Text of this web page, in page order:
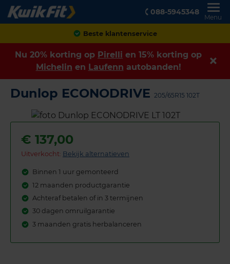
088-5945348
Menu
Achteraf betalen
Nu 20% korting op Pirelli en 15% korting op
Michelin en Laufenn autobanden!
Dunlop ECONODRIVE 205/65R15 102T
€ 137,00
Uitverkocht: Bekijk alternatieven
Binnen 1 uur gemonteerd
12 maanden productgarantie
Achteraf betalen of in 3 termijnen
30 dagen omruilgarantie
3 maanden gratis herbalanceren